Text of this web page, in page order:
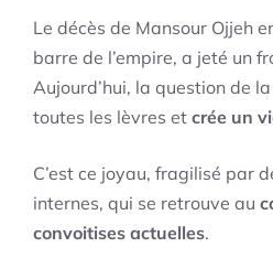
Le décès de Mansour Ojjeh
barre de l’empire, a jeté un
Aujourd’hui, la question de
toutes les lèvres et crée un
C’est ce joyau, fragilisé par
internes, qui se retrouve au
convoitises actuelles.